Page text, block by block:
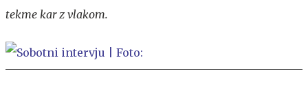
tekme kar z vlakom.